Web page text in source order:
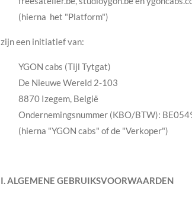
(hierna het "Platform")
zijn een initiatief van:
YGON cabs (Tijl Tytgat)
De Nieuwe Wereld 2-103
8870 Izegem, België
Ondernemingsnummer (KBO/BTW):
(hierna "YGON cabs" of de "Verkoper")
I. ALGEMENE GEBRUIKSVOORWAARDEN